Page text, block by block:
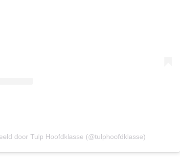
door Tulp Hoofdklasse (@tulphoofdklasse)